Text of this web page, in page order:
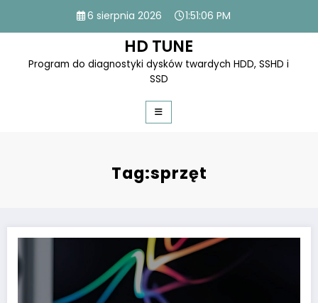
content
6 sierpnia 2026 1:51:06 PM
HD TUNE
Program do diagnostyki dysków twardych HDD, SSHD i
SSD
Tag:sprzęt